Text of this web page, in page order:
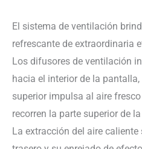
El sistema de ventilación
refrescante de extraordinaria
Los difusores de ventilación
hacia el interior de la
superior impulsa al aire
recorren la parte superior de
La extracción del aire caliente